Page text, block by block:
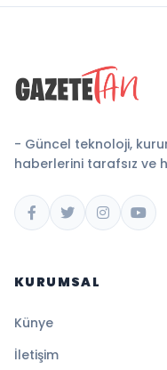
- Güncel teknoloji,
haberlerini tarafsız ve
KURUMSAL
Künye
İletişim